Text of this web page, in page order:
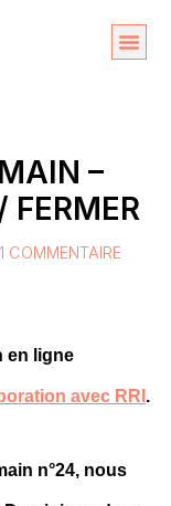
–
FERMER
1 COMMENTAIRE
en ligne
avec RRI .
n°24, nous